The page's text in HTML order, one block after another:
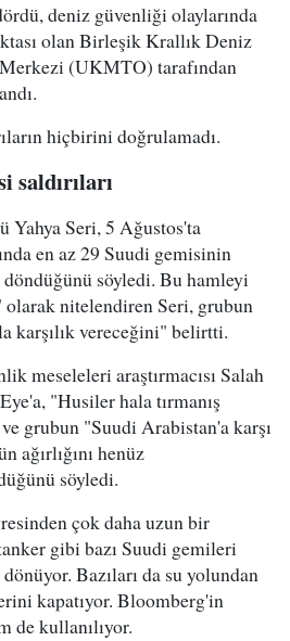
deniz güvenliği olaylarında
olan Birleşik Krallık Deniz
(UKMTO) tarafından
hiçbirini doğrulamadı.
saldırıları
Yahya Seri, 5 Ağustos'ta
en az 29 Suudi gemisinin
söyledi. Bu hamleyi
olarak nitelendiren Seri, grubun
karşılık vereceğini" belirtti.
meseleleri araştırmacısı Salah
"Husiler hala tırmanış
grubun "Suudi Arabistan'a karşı
ağırlığını henüz
söyledi.
çok daha uzun bir
gibi bazı Suudi gemileri
Bazıları da su yolundan
kapatıyor. Bloomberg'in
de kullanılıyor.